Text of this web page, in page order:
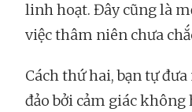
linh hoạt. Đây cũng là
việc thâm niên chưa
Cách thứ hai, bạn tự
đảo bởi cảm giác không